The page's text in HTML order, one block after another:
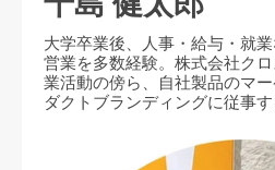
大学卒業後、人事・給与・就
営業を多数経験。株式会社ク
業活動の傍ら、自社製品のマ
ダクトブランディングに従事す